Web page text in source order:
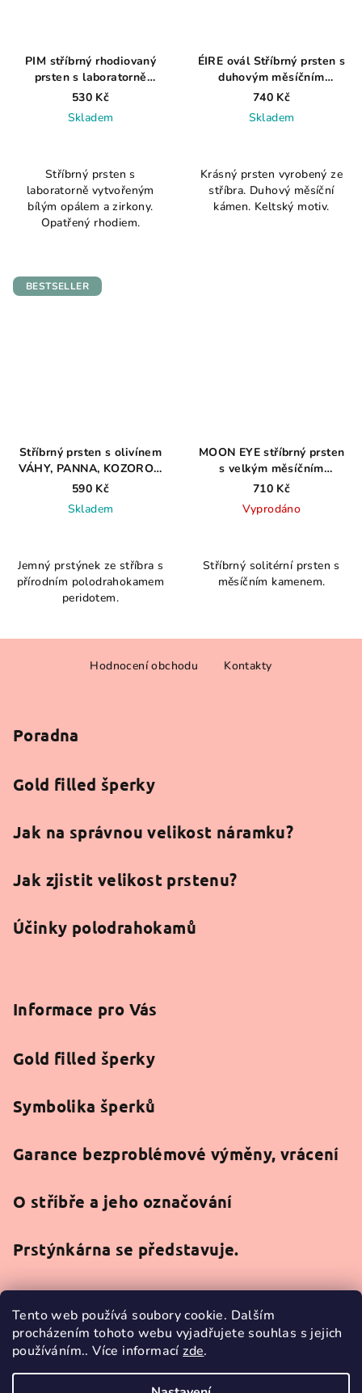
Tento web používá soubory cookie. Dalším
procházením tohoto webu vyjadřujete souhlas s jejich
používáním.. Více informacízde.
PIM stříbrný rhodiovaný
prsten s laboratorně
vytvořeným bílým opálem
AG 925 ≤ 1,2 g
530 Kč
Skladem
produktu
je
5,0
z
Stříbrný prsten s
laboratorně vytvořeným
bílým opálem a zirkony.
Opatřený rhodiem.
ÉIRE ovál Stříbrný prsten s
duhovým měsíčním
kamenem a keltským
motivem AG 925 ≤ 2,1 g
740 Kč
Skladem
produktu
je
4,0
Krásný prsten vyrobený ze
stříbra. Duhový měsíční
kámen. Keltský motiv.
BESTSELLER
Stříbrný prsten s olivínem
VÁHY, PANNA, KOZOROH
AG 925 ≤ 0,6 g
590 Kč
Skladem
produktu
je
3,9
Jemný prstýnek ze stříbra s
přírodním polodrahokamem
peridotem.
MOON EYE stříbrný prsten
s velkým měsíčním
kamenem AG925 ≤ 3,0 g
710 Kč
Vyprodáno
Stříbrný solitérní prsten s
měsíčním kamenem.
Hodnocení obchodu Kontakty
Poradna
Gold filled šperky
Jak na správnou velikost náramku?
Jak zjistit velikost prstenu?
Účinky polodrahokamů
Informace pro Vás
Gold filled šperky
Symbolika šperků
Garance bezproblémové výměny, vrácení
O stříbře a jeho označování
Prstýnkárna se představuje.
Facebook